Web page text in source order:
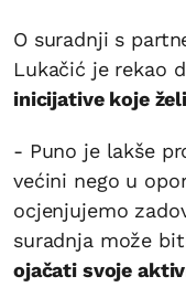
O suradnji s
Lukačić je rekao
inicijative koje
- Puno je lakše
većini nego u
ocjenjujemo
suradnja može
ojačati svoje